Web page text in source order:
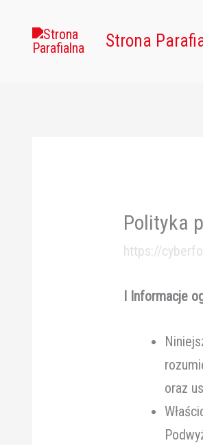
Strona
Polityka
https://
I Informacje
oraz